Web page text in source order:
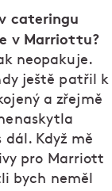
cateringu
v Marriottu?
neopakuje.
ještě patřil k
a zřejmě
dál. Když mě
pro Marriott
bych neměl